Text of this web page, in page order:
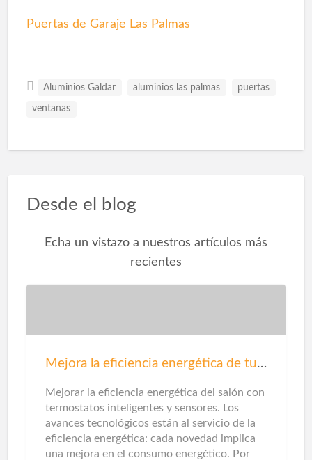
Puertas de Garaje Las Palmas
Aluminios Galdar aluminios las palmas puertas
ventanas
Desde el blog
Echa un vistazo a nuestros artículos más
recientes
Mejora la eficiencia energética de tu salón
Mejorar la eficiencia energética del salón con
termostatos inteligentes y sensores. Los
avances tecnológicos están al servicio de la
eficiencia energética: cada novedad implica
una mejora en el consumo energético. Por